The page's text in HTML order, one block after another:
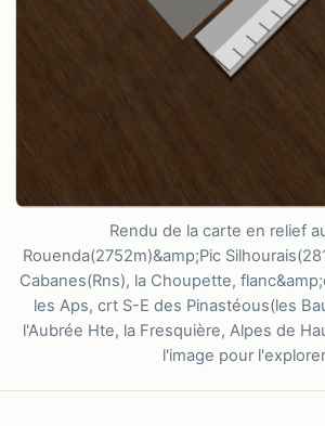
Rendu de la carte en relief
Rouenda(2752m)&amp;Pic
Cabanes(Rns), la Choupette,
les Aps, crt S-E des Pinastéous(les
l'Aubrée Hte, la Fresquière, Alpes de
l'image pour